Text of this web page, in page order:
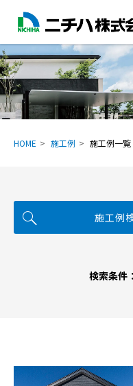
HOME 施工例 施工例一覧
施工例
検索条件：